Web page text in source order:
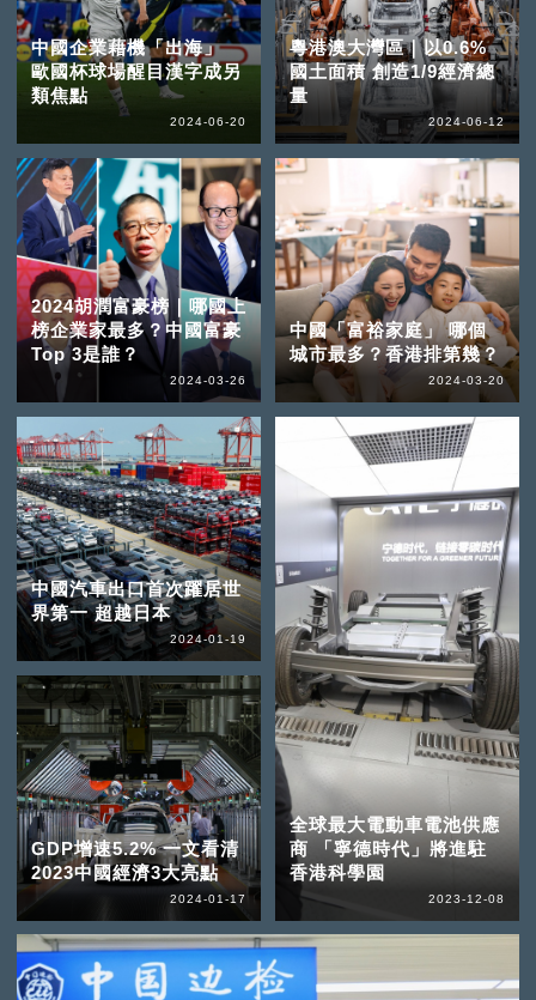
中國企業藉機「出海」
歐國杯球場醒目漢字成另
類焦點
2024-06-20
粵港澳大灣區｜以0.6%
國土面積 創造1/9經濟總
量
2024-06-12
2024胡潤富豪榜｜哪國上
榜企業家最多？中國富豪
Top 3是誰？
2024-03-26
中國「富裕家庭」 哪個
城市最多？香港排第幾？
2024-03-20
中國汽車出口首次躍居世
界第一 超越日本
2024-01-19
GDP增速5.2% 一文看清
2023中國經濟3大亮點
2024-01-17
全球最大電動車電池供應
商 「寧德時代」將進駐
香港科學園
2023-12-08